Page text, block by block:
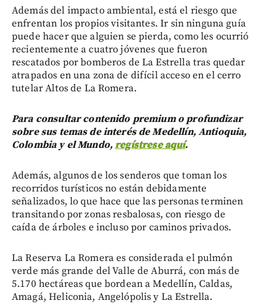
Además del impacto ambiental, está el riesgo que
enfrentan los propios visitantes. Ir sin ninguna guía
puede hacer que alguien se pierda, como les ocurrió
recientemente a cuatro jóvenes que fueron
rescatados por bomberos de La Estrella tras quedar
atrapados en una zona de difícil acceso en el cerro
tutelar Altos de La Romera.
Para consultar contenido premium o profundizar
sobre sus temas de interés de Medellín, Antioquia,
Colombia y el Mundo,regístrese aquí.
Además, algunos de los senderos que toman los
recorridos turísticos no están debidamente
señalizados, lo que hace que las personas terminen
transitando por zonas resbalosas, con riesgo de
caída de árboles e incluso por caminos privados.
La Reserva La Romera es considerada el pulmón
verde más grande del Valle de Aburrá, con más de
5.170 hectáreas que bordean a Medellín, Caldas,
Amagá, Heliconia, Angelópolis y La Estrella.